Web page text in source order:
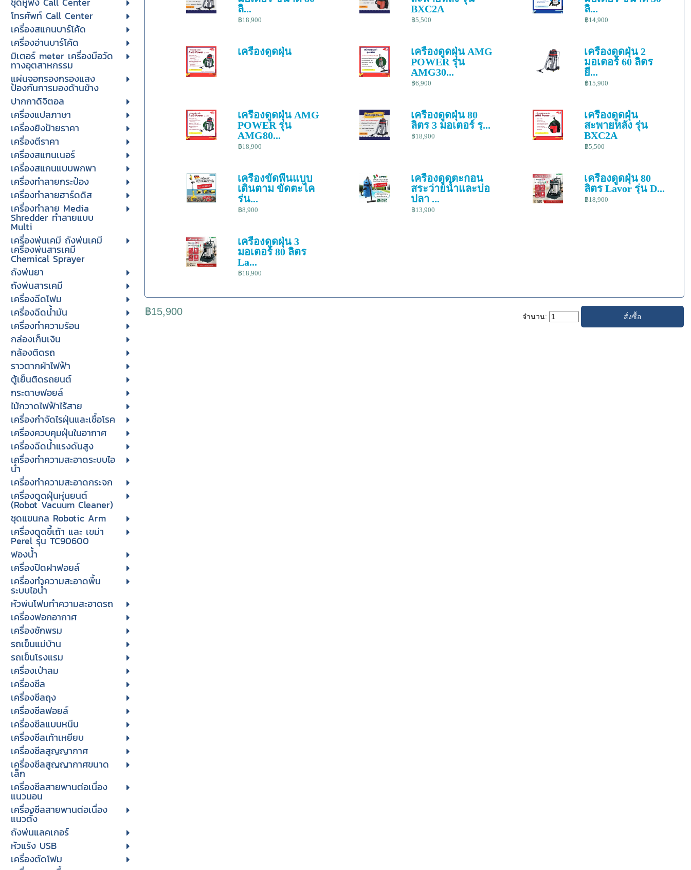
โทรศัพท์ Call Center
เครื่องสแกนบาร์โค้ด
เครื่องอ่านบาร์โค้ด
มิเตอร์ meter เครื่องมือวัด
ทางอุตสาหกรรม
แผ่นจอกรองกรองแสง
ป้องกันการมองด้านข้าง
ปากกาดิจิตอล
เครื่องแปลภาษา
เครื่องยิงป้ายราคา
เครื่องตีราคา
เครื่องสแกนเนอร์
เครื่องสแกนแบบพกพา
เครื่องทำลายกระป๋อง
เครื่องทำลายฮาร์ดดิส
เครื่องทำลาย Media
Shredder ทำลายแบบ
Multi
เครื่องพ่นเคมี ถังพ่นเคมี
เครื่องพ่นสารเคมี
Chemical Sprayer
ถังพ่นยา
ถังพ่นสารเคมี
เครื่องฉีดโฟม
เครื่องฉีดน้ำมัน
เครื่องทำความร้อน
กล่องเก็บเงิน
กล้องติดรถ
ราวตากผ้าไฟฟ้า
ตู้เย็นติดรถยนต์
กระดาษฟอยล์
ไม้กวาดไฟฟ้าไร้สาย
เครื่องกำจัดไรฝุ่นและเชื้อโรค
เครื่องควบคุมฝุ่นในอากาศ
เครื่องฉีดน้ำแรงดันสูง
เครื่องทำความสะอาดระบบไอ
น้ำ
เครื่องทำความสะอาดกระจก
เครื่องดูดฝุ่นหุ่นยนต์
(Robot Vacuum Cleaner)
ชุดแขนกล Robotic Arm
เครื่องดูดขี้เถ้า และ เขม่า
Perel รุ่น TC90600
ฟองน้ำ
เครื่องปิดฝาฟอยล์
เครื่องทำความสะอาดพื้น
ระบบไอน้ำ
หัวพ่นโฟมทำความสะอาดรถ
เครื่องฟอกอากาศ
เครื่องซักพรม
รถเข็นแม่บ้าน
รถเข็นโรงแรม
เครื่องเป่าลม
เครื่องซีล
เครื่องซีลถุง
เครื่องซีลฟอยล์
เครื่องซีลแบบหนีบ
เครื่องซีลเท้าเหยียบ
เครื่องซีลสูญญากาศ
เครื่องซีลสูญญากาศขนาด
เล็ก
เครื่องซีลสายพานต่อเนื่อง
แนวนอน
เครื่องซีลสายพานต่อเนื่อง
แนวตั้ง
ถังพ่นแลคเกอร์
หัวแร้ง USB
เครื่องตัดโฟม
ลิ...
฿18,900
BXC2A
฿5,500
ลิ...
฿14,900
เครื่องดูดฝุ่น
เครื่องดูดฝุ่น AMG
POWER รุ่น
AMG30...
฿6,900
เครื่องดูดฝุ่น 2
มอเตอร์ 60 ลิตร
ยี...
฿15,900
เครื่องดูดฝุ่น AMG
POWER รุ่น
AMG80...
฿18,900
เครื่องดูดฝุ่น 80
ลิตร 3 มอเตอร์ รุ...
฿18,900
เครื่องดูดฝุ่น
สะพายหลัง รุ่น
BXC2A
฿5,500
เครื่องขัดพื้นแบบ
เดินตาม ขัดตะไค
ร่น...
฿8,900
เครื่องดูดตะกอน
สระว่ายน้ำและบ่อ
ปลา ...
฿13,900
เครื่องดูดฝุ่น 80
ลิตร Lavor รุ่น D...
฿18,900
เครื่องดูดฝุ่น 3
มอเตอร์ 80 ลิตร
La...
฿18,900
฿15,900 จำนวน: